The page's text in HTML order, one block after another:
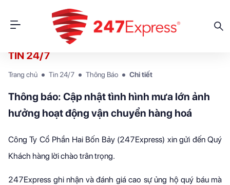
TIN 24/7
Trang chủ Tin 24/7 Thông Báo Chi tiết
Thông báo: Cập nhật tình hình mưa lớn ảnh
hưởng hoạt động vận chuyển hàng hoá
Công Ty Cổ Phần Hai Bốn Bảy (247Express) xin gửi đến Quý
Khách hàng lời chào trân trọng.
247Express ghi nhận và đánh giá cao sự ủng hộ quý báu mà